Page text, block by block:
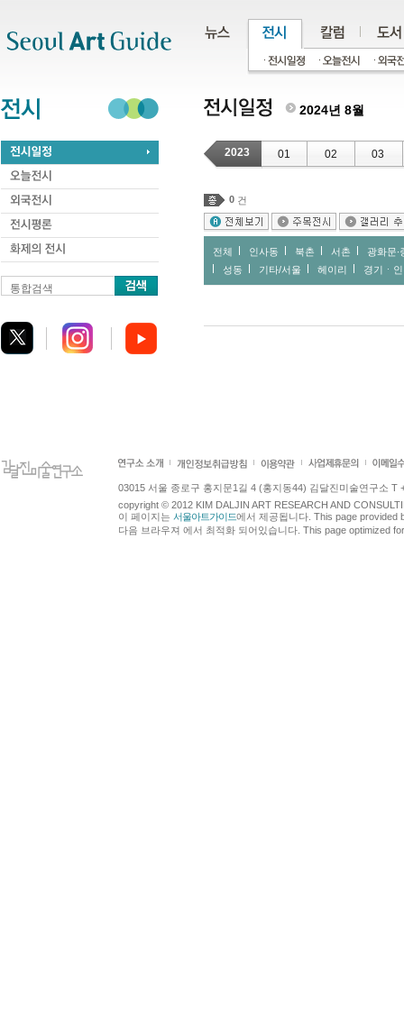
통합검색
2024년 8월
2023 01 02 03
0 건
전체 인사동 북촌 서촌
광화문∙
성동
기타/서울 헤이리 경기ㆍ
03015 서울 종로구 홍지문1길 4 (홍지동44) 김달진미술연구소 T
copyright © 2012 KIM DALJIN ART RESEARCH AND
이 페이지는 서울아트가이드에서 제공됩니다. This page provided
다음 브라우져 에서 최적화 되어있습니다. This page optimized